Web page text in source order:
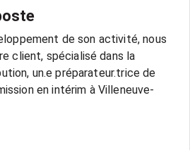
de son activité, nous
client, spécialisé dans la
un.e préparateur.trice de
en intérim à Villeneuve-